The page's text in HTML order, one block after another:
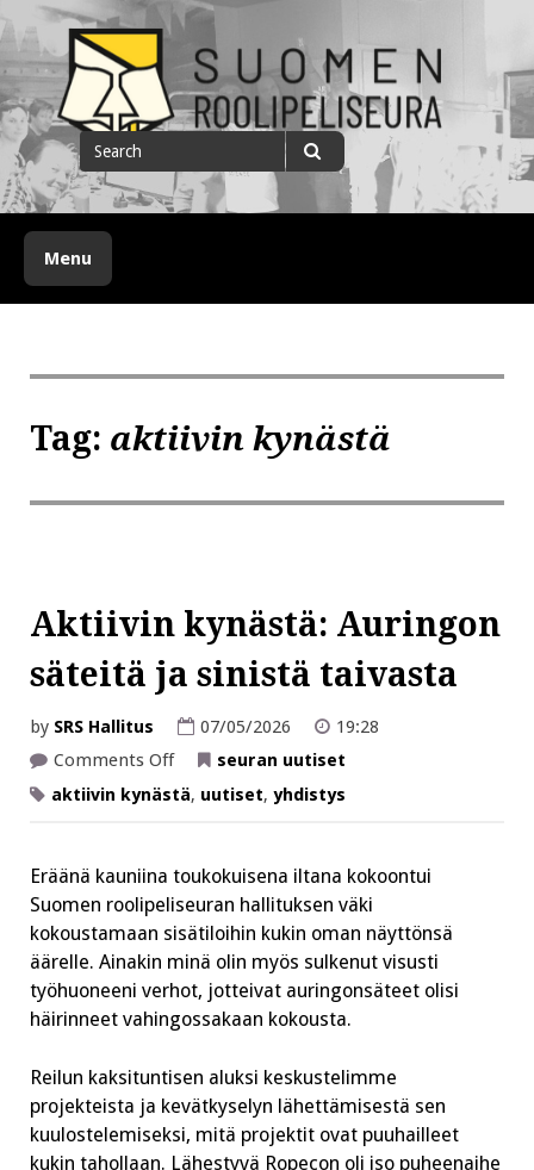
to
content
Suomen roolipeliseura
Search
for
Search
Menu
Tag: aktiivin kynästä
Aktiivin kynästä: Auringon
säteitä ja sinistä taivasta
by SRS Hallitus 07/05/2026
19:28
Comments Offon
kynästä:
Auringon
taivasta
seuran uutiset
aktiivin kynästä, uutiset, yhdistys
Eräänä kauniina toukokuisena iltana kokoontui
Suomen roolipeliseuran hallituksen väki
kokoustamaan sisätiloihin kukin oman näyttönsä
äärelle. Ainakin minä olin myös sulkenut visusti
työhuoneeni verhot, jotteivat auringonsäteet olisi
häirinneet vahingossakaan kokousta.
Reilun kaksituntisen aluksi keskustelimme
projekteista ja kevätkyselyn lähettämisestä sen
kuulostelemiseksi, mitä projektit ovat puuhailleet
kukin tahollaan. Lähestyvä Ropecon oli iso puheenaihe